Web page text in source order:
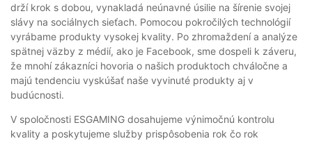
drží krok s dobou, vynakladá neúnavné úsilie na šírenie svojej
slávy na sociálnych sieťach. Pomocou pokročilých technológií
vyrábame produkty vysokej kvality. Po zhromaždení a analýze
spätnej väzby z médií, ako je Facebook, sme dospeli k záveru,
že mnohí zákazníci hovoria o našich produktoch chváločne a
majú tendenciu vyskúšať naše vyvinuté produkty aj v
budúcnosti.
V spoločnosti ESGAMING dosahujeme výnimočnú kontrolu
kvality a poskytujeme služby prispôsobenia rok čo rok